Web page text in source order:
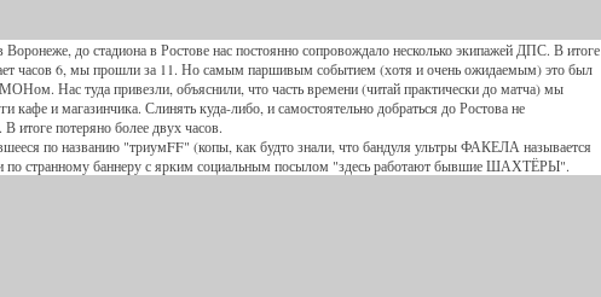
до стадиона в Ростове нас постоянно сопровождало несколько экипажей ДПС. В итоге
часов 6, мы прошли за 11. Но самым паршивым событием (хотя и очень ожидаемым) это был
Нас туда привезли, объяснили, что часть времени (читай практически до матча) мы
кафе и магазинчика. Слинять куда-либо, и самостоятельно добраться до Ростова не
итоге потеряно более двух часов.
по названию "триумFF" (копы, как будто знали, что бандуля ультры ФАКЕЛА называется
по странному баннеру с ярким социальным посылом "здесь работают бывшие ШАХТЁРЫ".